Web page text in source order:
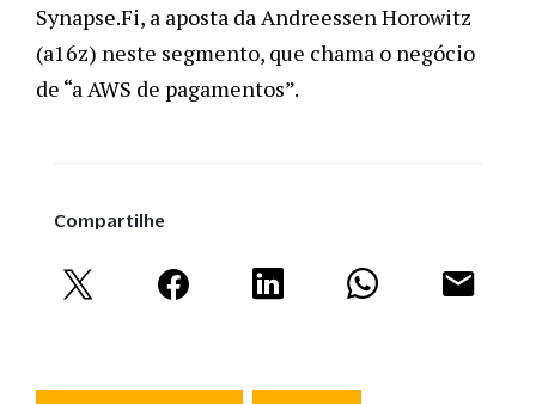
Synapse.Fi, a aposta da Andreessen Horowitz
(a16z) neste segmento, que chama o negócio
de “a AWS de pagamentos”.
Compartilhe